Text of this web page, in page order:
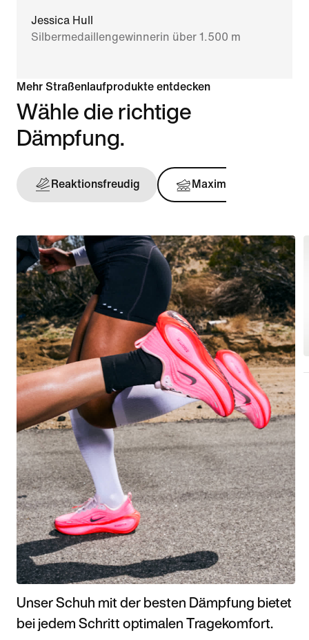
Jessica Hull
Silbermedaillengewinnerin über 1.500 m
Mehr Straßenlaufprodukte entdecken
Wähle die richtige
Dämpfung.
Reaktionsfreudig Maximal
Unser Schuh mit der besten Dämpfung bietet
bei jedem Schritt optimalen Tragekomfort.